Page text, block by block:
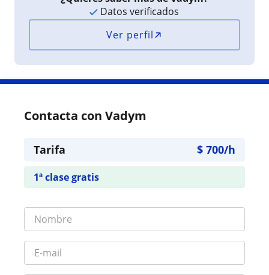
Datos verificados
Ver perfil
Contacta con Vadym
Tarifa $ 700/h
1ª clase gratis